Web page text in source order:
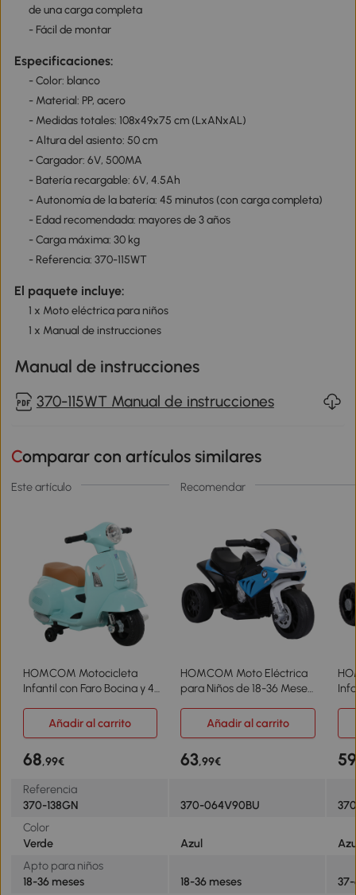
de una carga completa
- Fácil de montar
Especificaciones:
- Color: blanco
- Material: PP, acero
- Medidas totales: 108x49x75 cm (LxANxAL)
- Altura del asiento: 50 cm
- Cargador: 6V, 500MA
- Batería recargable: 6V, 4.5Ah
- Autonomía de la batería: 45 minutos (con carga completa)
- Edad recomendada: mayores de 3 años
- Carga máxima: 30 kg
- Referencia: 370-115WT
El paquete incluye:
1 x Moto eléctrica para niños
1 x Manual de instrucciones
Manual de instrucciones
370-115WT Manual de instrucciones
Comparar con artículos similares
Este artículo Recomendar
HOMCOM Motocicleta
Infantil con Faro Bocina y 4
Vespa para Niños con
Licencia 66,5x38x52 cm
HOMCOM Moto Eléctrica
para Niños de 18-36 Meses
con Velocidad 2,5 km/h
Carga 20 kg 66x37x44 cm
Añadir al carrito Añadir al carrito
68,99€ 63,99€
Referencia
370-138GN
370-064V90BU
Color
Verde
Azul
Apto para niños
18-36 meses
18-36 meses